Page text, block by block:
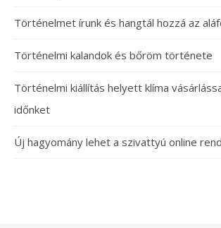
Történelmet írunk és hangtál hozzá az
Történelmi kalandok és bőröm története
Történelmi kiállítás helyett klíma
időnket
Új hagyomány lehet a szivattyú online